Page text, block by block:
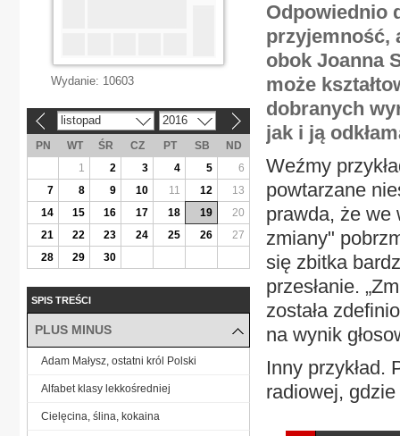
Odpowiednio
przyjemność,
obok Joanna
może
dobranych
jak i ją
Weźmy
powtarzane
prawda, że we
zmiany"
się zbitka
przesłanie.
została
na wynik
Inny przykład.
radiowej,
Wydanie: 10603
listopad 2016
PN WT ŚR CZ PT SB
ND
1
2 3 4 5
6
7
8 9 10 11 12
13
14
15 16 17 18 19
20
21
22 23 24 25 26
27
28
29 30
SPIS TREŚCI
PLUS MINUS
Adam Małysz, ostatni król Polski
Alfabet klasy lekkośredniej
Cielęcina, ślina, kokaina